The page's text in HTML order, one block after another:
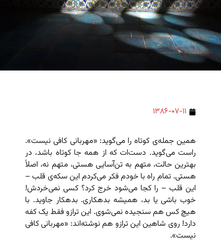
۱۳۸۶-۰۷-۱۱
همین جمله‌ی کوتاه را می‌گوید: «مهربانی کافی نیست».
راست می‌گوید. دست‌ات که از همه جا کوتاه باشد، در
بهترین حالت، متهم به تن‌آسایی هستی، متهم نه، اصلاً
هستی. تمام راه با خودم فکر می‌کردم این سکه‌ی قلب –
این قلب – را کجا می‌شود خرج کرد؟ کسی نمی‌خردش!
خوب باشی یا بد، همیشه بدهکاری. بدهکار جاوید. با
هیچ کس هم سنجیده نمی‌شوی. این ترازو فقط یک کفه
دارد! روی شاهین این ترازو هم نوشته‌اند: «مهربانی کافی
نیست».